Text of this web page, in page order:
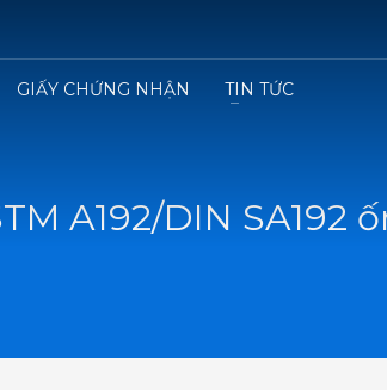
GIẤY CHỨNG NHẬN
TIN TỨC
A192/DIN SA192